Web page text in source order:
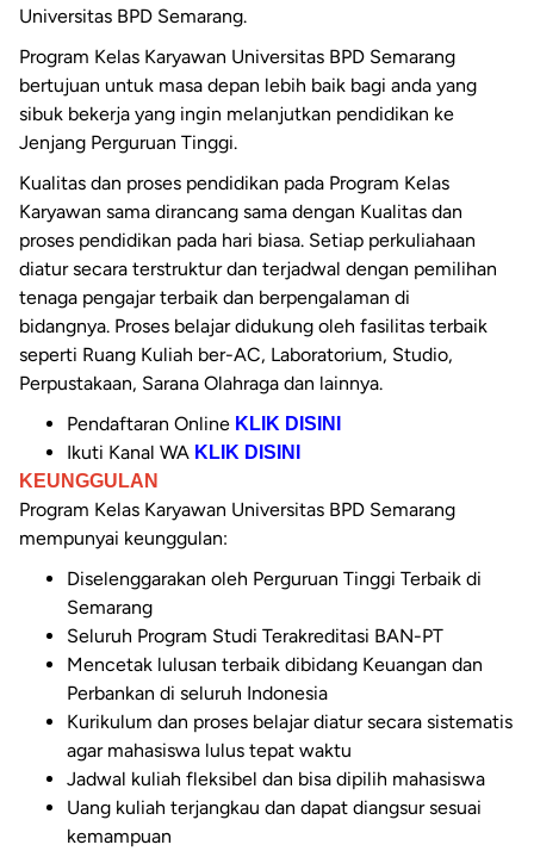
Universitas BPD Semarang.
Program Kelas Karyawan Universitas BPD Semarang
bertujuan untuk masa depan lebih baik bagi anda yang
sibuk bekerja yang ingin melanjutkan pendidikan ke
Jenjang Perguruan Tinggi.
Kualitas dan proses pendidikan pada Program Kelas
Karyawan sama dirancang sama dengan Kualitas dan
proses pendidikan pada hari biasa. Setiap perkuliahaan
diatur secara terstruktur dan terjadwal dengan pemilihan
tenaga pengajar terbaik dan berpengalaman di
bidangnya. Proses belajar didukung oleh fasilitas terbaik
seperti Ruang Kuliah ber-AC, Laboratorium, Studio,
Perpustakaan, Sarana Olahraga dan lainnya.
Pendaftaran Online KLIK DISINI
Ikuti Kanal WA KLIK DISINI
KEUNGGULAN
Program Kelas Karyawan Universitas BPD Semarang
mempunyai keunggulan:
Diselenggarakan oleh Perguruan Tinggi Terbaik di
Semarang
Seluruh Program Studi Terakreditasi BAN-PT
Mencetak lulusan terbaik dibidang Keuangan dan
Perbankan di seluruh Indonesia
Kurikulum dan proses belajar diatur secara sistematis
agar mahasiswa lulus tepat waktu
Jadwal kuliah fleksibel dan bisa dipilih mahasiswa
Uang kuliah terjangkau dan dapat diangsur sesuai
kemampuan